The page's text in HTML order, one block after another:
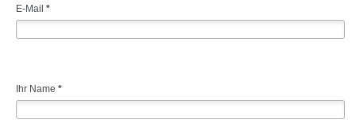
E-Mail *
Ihr Name *